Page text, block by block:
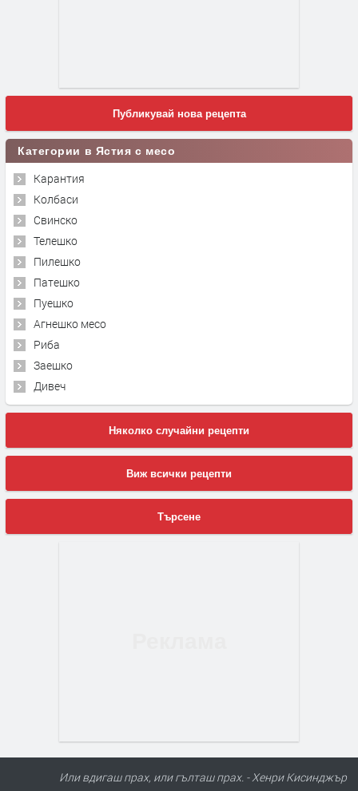
Публикувай нова рецепта
Категории в Ястия с месо
Карантия
Колбаси
Свинско
Телешко
Пилешко
Патешко
Пуешко
Агнешко месо
Риба
Заешко
Дивеч
Няколко случайни рецепти
Виж всички рецепти
Търсене
Или вдигаш прах, или гълташ прах. - Хенри Кисинджър